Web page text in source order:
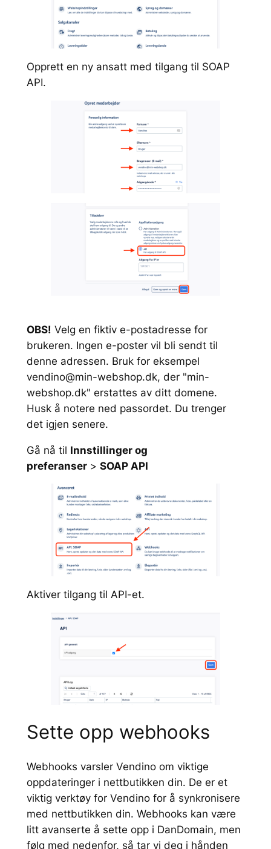
Opprett en ny ansatt med tilgang til SOAP
API.
OBS! Velg en fiktiv e-postadresse for
brukeren. Ingen e-poster vil bli sendt til
denne adressen. Bruk for eksempel
vendino@min-webshop.dk, der "min-
webshop.dk" erstattes av ditt domene.
Husk å notere ned passordet. Du trenger
det igjen senere.
Gå nå til Innstillinger og
preferanser> SOAP API
Aktiver tilgang til API-et.
Sette opp webhooks
Webhooks varsler Vendino om viktige
oppdateringer i nettbutikken din. De er et
viktig verktøy for Vendino for å synkronisere
med nettbutikken din. Webhooks kan være
litt avanserte å sette opp i DanDomain, men
følg med nedenfor, så tar vi deg i hånden